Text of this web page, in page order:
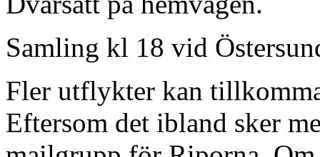
Samling kl 18 vid
Fler utflykter kan
Eftersom det ibland sker